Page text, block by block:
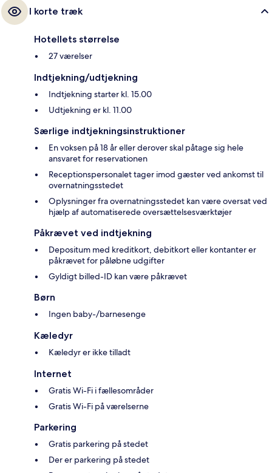
I korte træk
Hotellets størrelse
27 værelser
Indtjekning/udtjekning
Indtjekning starter kl. 15.00
Udtjekning er kl. 11.00
Særlige indtjekningsinstruktioner
En voksen på 18 år eller derover skal påtage sig hele
ansvaret for reservationen
Receptionspersonalet tager imod gæster ved ankomst til
overnatningsstedet
Oplysninger fra overnatningsstedet kan være oversat ved
hjælp af automatiserede oversættelsesværktøjer
Påkrævet ved indtjekning
Depositum med kreditkort, debitkort eller kontanter er
påkrævet for påløbne udgifter
Gyldigt billed-ID kan være påkrævet
Børn
Ingen baby-/barnesenge
Kæledyr
Kæledyr er ikke tilladt
Internet
Gratis Wi-Fi i fællesområder
Gratis Wi-Fi på værelserne
Parkering
Gratis parkering på stedet
Der er parkering på stedet